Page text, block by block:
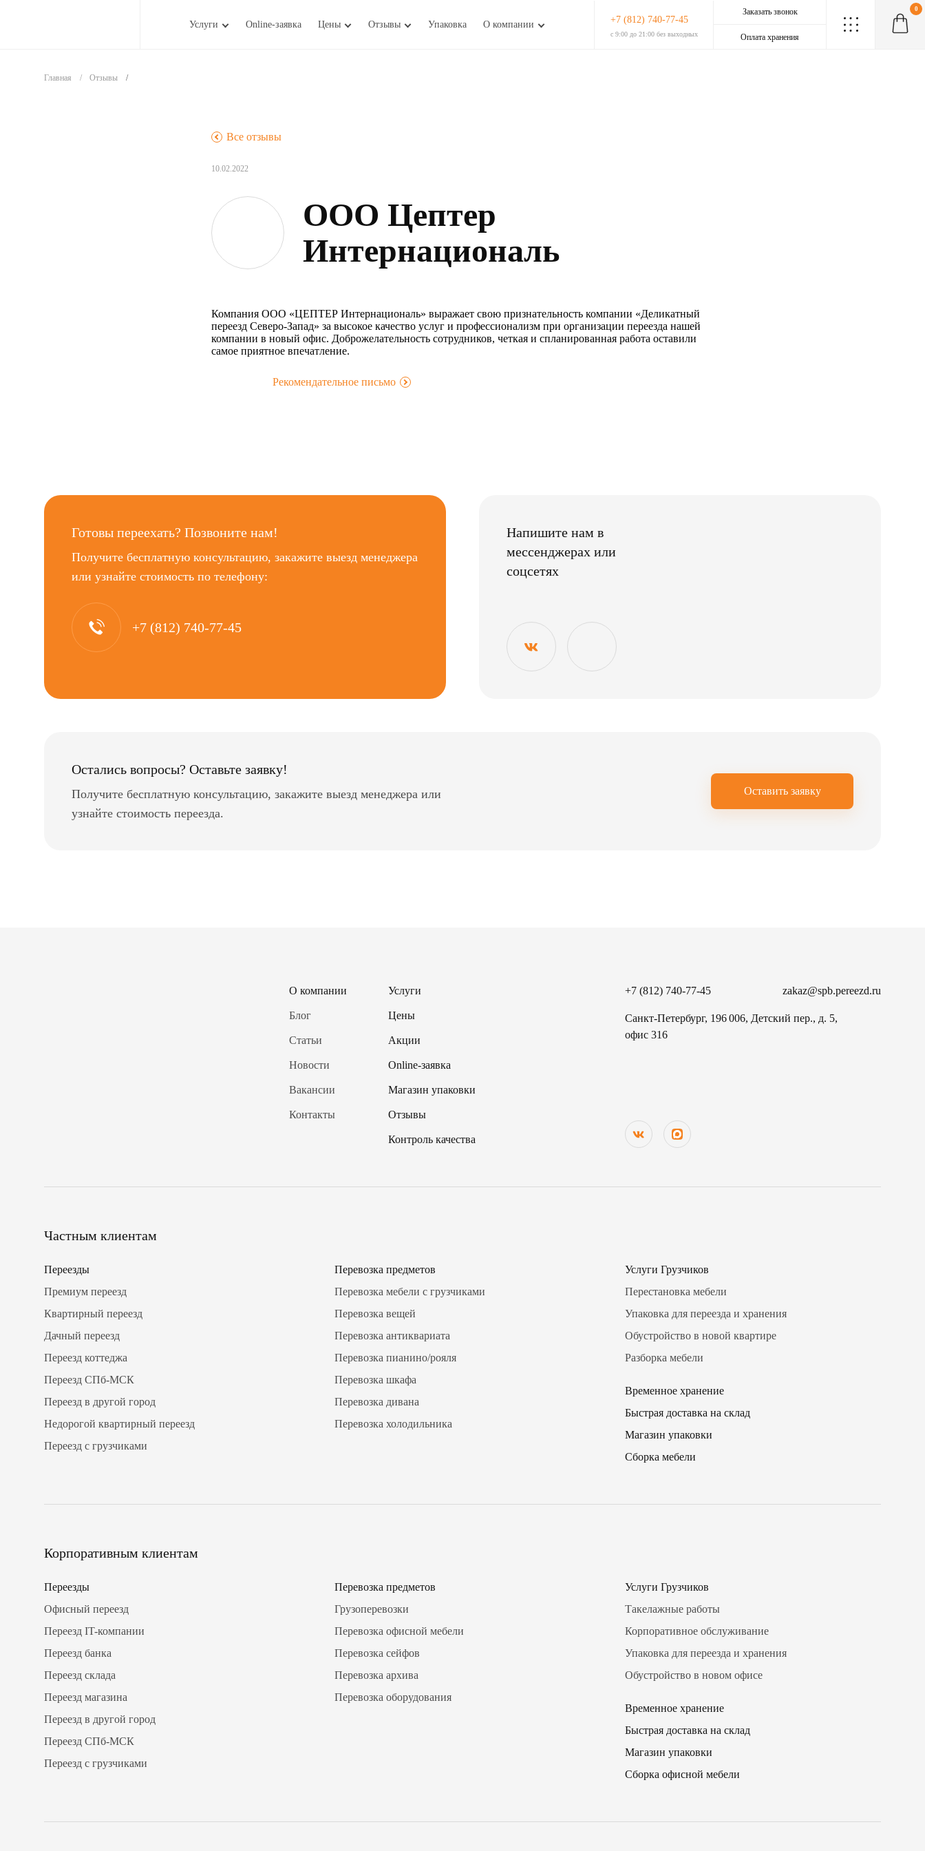
. . .
. . .
. . .
Услуги Online-заявка Цены Отзывы Упаковка О компании +7 (812) 740-77-45
с 9:00 до 21:00 без выходных
Заказать звонок
Оплата хранения
0
Главная Отзывы
Все отзывы
.
10.02.2022
ООО Цептер
Интернациональ
Компания ООО «ЦЕПТЕР Интернациональ» выражает свою признательность компании «Деликатный
переезд Северо-Запад» за высокое качество услуг и профессионализм при организации переезда нашей
компании в новый офис. Доброжелательность сотрудников, четкая и спланированная работа оставили
самое приятное впечатление.
Рекомендательное письмо .
Готовы переехать? Позвоните нам!
Получите бесплатную консультацию, закажите выезд менеджера
или узнайте стоимость по телефону:
+7 (812) 740-77-45
Напишите нам в
мессенджерах или
соцсетях
Остались вопросы? Оставьте заявку!
Получите бесплатную консультацию, закажите выезд менеджера или
узнайте стоимость переезда.
Оставить заявку
О компании
Блог
Статьи
Новости
Вакансии
Контакты
Услуги
Цены
Акции
Online-заявка
Магазин упаковки
Отзывы
Контроль качества
+7 (812) 740-77-45 zakaz@spb.pereezd.ru
Санкт-Петербург, 196 006, Детский пер., д. 5,
офис 316
Частным клиентам
Переезды
Премиум переезд
Квартирный переезд
Дачный переезд
Переезд коттеджа
Переезд СПб-МСК
Переезд в другой город
Недорогой квартирный переезд
Переезд с грузчиками
Перевозка предметов
Перевозка мебели с грузчиками
Перевозка вещей
Перевозка антиквариата
Перевозка пианино/рояля
Перевозка шкафа
Перевозка дивана
Перевозка холодильника
Услуги Грузчиков
Перестановка мебели
Упаковка для переезда и хранения
Обустройство в новой квартире
Разборка мебели
Временное хранение
Быстрая доставка на склад
Магазин упаковки
Сборка мебели
Корпоративным клиентам
Переезды
Офисный переезд
Переезд IT-компании
Переезд банка
Переезд склада
Переезд магазина
Переезд в другой город
Переезд СПб-МСК
Переезд с грузчиками
Перевозка предметов
Грузоперевозки
Перевозка офисной мебели
Перевозка сейфов
Перевозка архива
Перевозка оборудования
Услуги Грузчиков
Такелажные работы
Корпоративное обслуживание
Упаковка для переезда и хранения
Обустройство в новом офисе
Временное хранение
Быстрая доставка на склад
Магазин упаковки
Сборка офисной мебели
Номер телефона
Перезвонить мне сейчас
.
9
на обработку персональных данных